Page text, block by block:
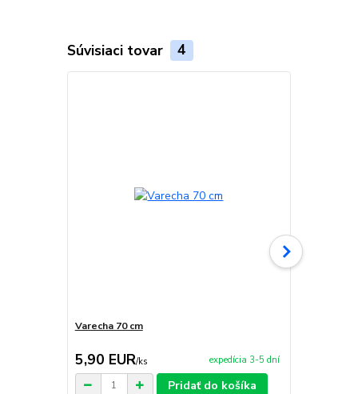
Súvisiaci tovar 4
Varecha 70 cm
5,90 EUR/ks expedícia 3-5 dní
Pridať do košíka